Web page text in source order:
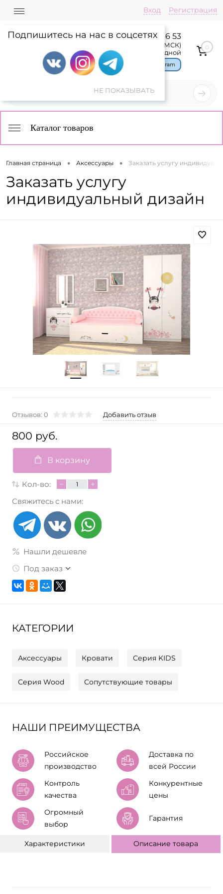
Подпишитесь на нас в соцсетях
Вход Регистрация
8 800 775 36 53
Пн-Пт: 08:00-17:00(МСК)
Сб,Вс: выходной
Чат в Telegram
0
Каталог товаров
Главная страница • Аксессуары • Заказать услугу
Заказать услугу
индивидуальный дизайн
Отзывов: 0 Добавить отзыв
800 руб.
В корзину
Кол-во:
Свяжитесь с нами:
Нашли дешевле
Под заказ
КАТЕГОРИИ
Аксессуары Кровати Серия KIDS
Серия Wood Сопутствующие товары
НАШИ ПРЕИМУЩЕСТВА
Российское
производство
Доставка по
всей России
Контроль
качества
Конкурентные
цены
Огромный
выбор
Гарантия
Характеристики Описание товара